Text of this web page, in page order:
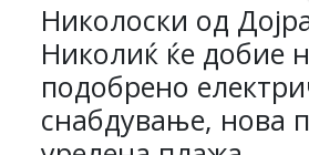
Николоски од
Николиќ ќе добие
подобрено
снабдување, нова